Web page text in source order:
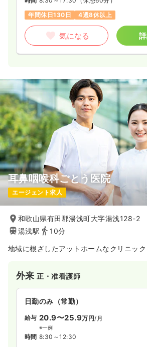
年間休日130日
4週8休以上
気になる
耳鼻咽喉科ごとう医院
エージェント求人
和歌山県有田郡湯浅町大字湯浅128-2
湯浅駅
10分
地域に根ざしたアットホームなクリニック
外来正・准看護師
日勤のみ（常勤）
給与 20.9〜25.9万円/月
※一例
時間 8:30～12:30